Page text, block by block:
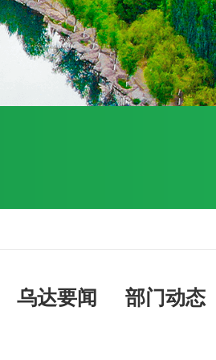
乌达要闻 部门动态